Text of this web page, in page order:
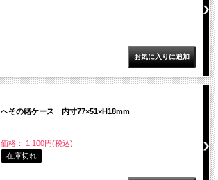
へその緒ケース 内寸77×51×H18mm
価格： 1,100円(税込)
在庫切れ